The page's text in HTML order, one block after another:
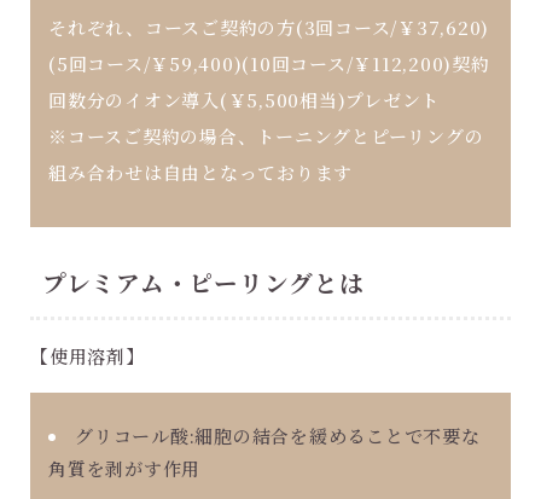
それぞれ、コースご契約の方(3回コース/￥37,620)
(5回コース/￥59,400)(10回コース/￥112,200)契約
回数分のイオン導入(￥5,500相当)プレゼント
※コースご契約の場合、トーニングとピーリングの
組み合わせは自由となっております
プレミアム・ピーリングとは
【使用溶剤】
グリコール酸:細胞の結合を緩めることで不要な
角質を剥がす作用